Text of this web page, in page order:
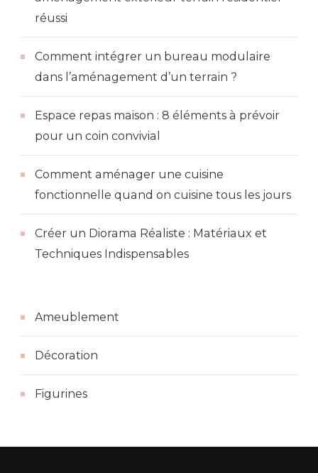
réussi
Comment intégrer un bureau modulaire
dans l’aménagement d’un terrain ?
Espace repas maison : 8 éléments à prévoir
pour un coin convivial
Comment aménager une cuisine
fonctionnelle quand on cuisine tous les jours
Créer un Diorama Réaliste : Matériaux et
Techniques Indispensables
Ameublement
Décoration
Figurines